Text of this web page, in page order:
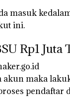
masuk
ini.
Rp1 Juta
akun maka
pendaftar